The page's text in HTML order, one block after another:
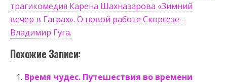
трагикомедия Карена Шахназарова «Зимний
вечер в Гаграх». О новой работе Скорсезе –
Владимир Гуга.
Похожие Записи:
Время чудес. Путешествия во времени